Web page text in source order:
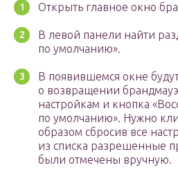
Открыть главное окно
В левой панели найти
по умолчанию».
В появившемся окне
о возвращении
настройкам и кнопка
по умолчанию». Нужно
образом сбросив все
из списка разрешенные
были отмечены вручную.